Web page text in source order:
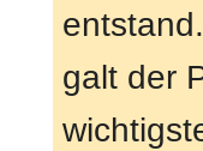
galt der